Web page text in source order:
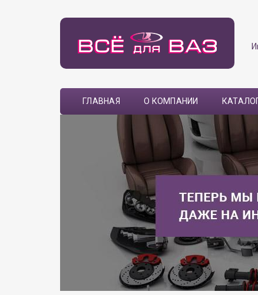
ГЛАВНАЯ О КОМПАНИИ